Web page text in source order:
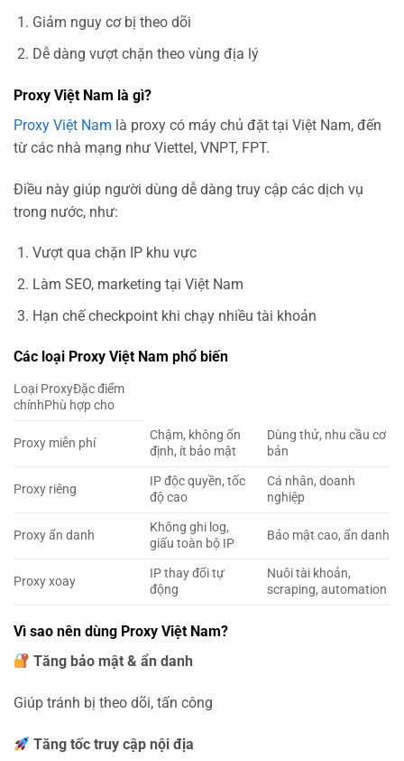
Giảm nguy cơ bị theo dõi
Dễ dàng vượt chặn theo vùng địa lý
Proxy Việt Nam là gì?
Proxy Việt Nam là proxy có máy chủ đặt tại Việt Nam, đến
từ các nhà mạng như Viettel, VNPT, FPT.
Điều này giúp người dùng dễ dàng truy cập các dịch vụ
trong nước, như:
Vượt qua chặn IP khu vực
Làm SEO, marketing tại Việt Nam
Hạn chế checkpoint khi chạy nhiều tài khoản
Các loại Proxy Việt Nam phổ biến
Loại ProxyĐặc điểm
chínhPhù hợp cho
Proxy miễn phí
Chậm, không ổn
định, ít bảo mật
Dùng thử, nhu cầu cơ
bản
Proxy riêng
IP độc quyền, tốc
độ cao
Cá nhân, doanh
nghiệp
Proxy ẩn danh
Không ghi log,
giấu toàn bộ IP
Bảo mật cao, ẩn danh
Proxy xoay
IP thay đổi tự
động
Nuôi tài khoản,
scraping, automation
Vì sao nên dùng Proxy Việt Nam?
Tăng bảo mật & ẩn danh
Giúp tránh bị theo dõi, tấn công
Tăng tốc truy cập nội địa